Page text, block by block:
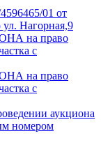
01 от
Нагорная,9
на право
с
на право
с
аукциона
номером